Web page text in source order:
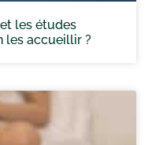
les études
les accueillir ?